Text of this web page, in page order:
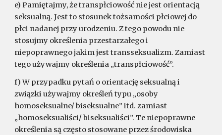
e) Pamiętajmy, że transpłciowość nie jest orientacją
seksualną. Jest to stosunek tożsamości płciowej do
płci nadanej przy urodzeniu. Z tego powodu nie
stosujmy określenia przestarzałego i
niepoprawnego jakim jest transseksualizm. Zamiast
tego używajmy określenia „transpłciowość”.
f) W przypadku pytań o orientację seksualną i
związki używajmy określeń typu „osoby
homoseksualne/ biseksualne” itd. zamiast
„homoseksualiści/ biseksualiści”. Te niepoprawne
określenia są często stosowane przez środowiska